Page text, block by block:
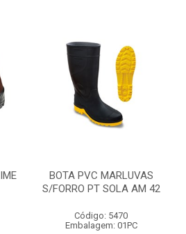
BOTA PVC MARLUVAS
S/FORRO PT SOLA AM 42
Código: 5470
Embalagem: 01PC